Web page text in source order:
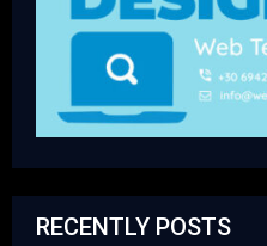
RECENTLY POSTS